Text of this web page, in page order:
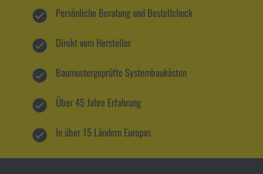
Persönliche Beratung und Bestellcheck
Direkt vom Hersteller
Baumustergeprüfte Systembaukästen
Über 45 Jahre Erfahrung
In über 15 Ländern Europas